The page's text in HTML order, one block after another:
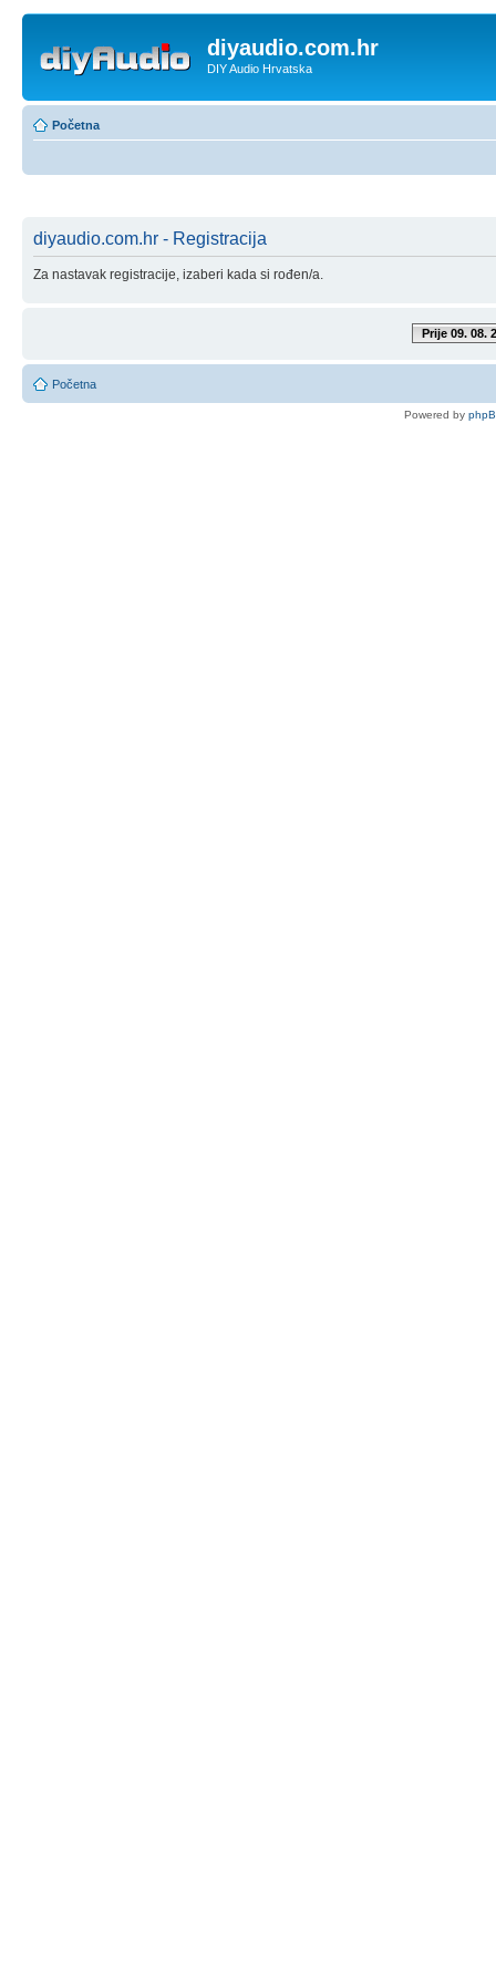
diyaudio.com.hr
DIY Audio Hrvatska
Početna
diyaudio.com.hr - Registracija
Za nastavak registracije, izaberi kada si rođen/a.
Prije 09. 08.
Početna
Powered by